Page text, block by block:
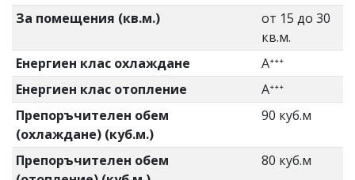
За помещения (кв.м.)
от 15 до 30
кв.м.
Енергиен клас охлаждане
Aᐩᐩᐩ
Енергиен клас отопление
Aᐩᐩᐩ
Препоръчителен обем
(охлаждане) (куб.м.)
90 куб.м
Препоръчителен обем
80 куб.м